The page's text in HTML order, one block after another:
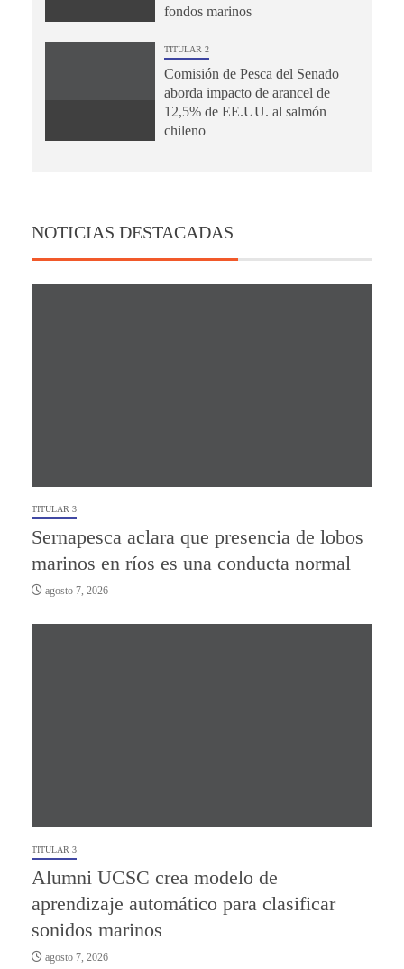
fondos marinos
TITULAR 2
Comisión de Pesca del Senado
aborda impacto de arancel de
12,5% de EE.UU. al salmón
chileno
NOTICIAS DESTACADAS
TITULAR 3
Sernapesca aclara que presencia de lobos
marinos en ríos es una conducta normal
agosto 7, 2026
TITULAR 3
Alumni UCSC crea modelo de
aprendizaje automático para clasificar
sonidos marinos
agosto 7, 2026